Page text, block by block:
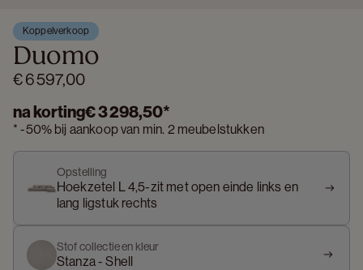
Koppelverkoop
Duomo
€ 6 597,00
na korting€ 3 298,50*
*-50% bij aankoop van min. 2 meubelstukken
Opstelling
Hoekzetel L 4,5-zit met open einde links en
lang ligstuk rechts
Stof collectie en kleur
Stanza - Shell